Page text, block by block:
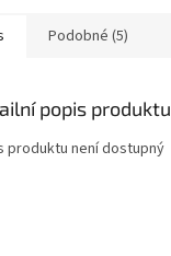
Podobné (5)
popis produktu
produktu není dostupný